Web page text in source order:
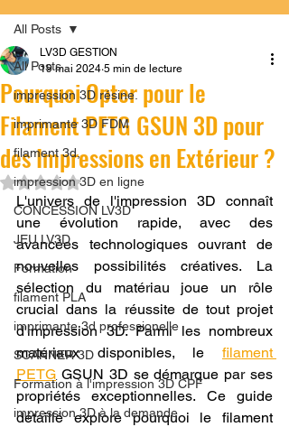
All Posts
impression 3D résine.
imprimante 3D FDM
filament 3d,
impression 3D en ligne
CONCESSION LV3D
JEU LV3D
Formation
filament PLA
imprimante 3d professionelle
SCANNER 3D
Formation à l'impression 3D CPF
impression 3D à la demande
All Posts
Pourquoi Opter pour le
Filament PETG GSUN 3D pour
des Impressions en Extérieur ?
LV3D GESTION
19 mai 2024 5 min de lecture
Noté NaN étoiles sur 5.
L'univers de l'impression 3D connaît
une évolution rapide, avec des
avancées technologiques ouvrant de
nouvelles possibilités créatives. La
sélection du matériau joue un rôle
crucial dans la réussite de tout projet
d'impression 3D. Parmi les nombreux
matériaux disponibles, le filament
PETG GSUN 3D se démarque par ses
propriétés exceptionnelles. Ce guide
détaillé explore pourquoi le filament